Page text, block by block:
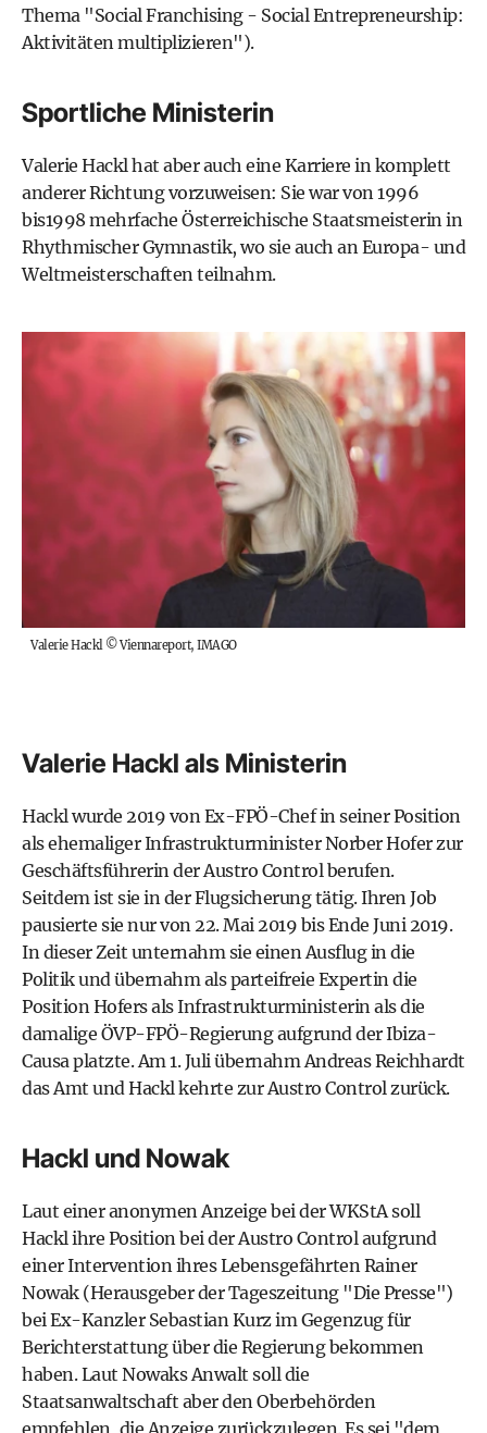
Thema "Social Franchising - Social Entrepreneurship:
Aktivitäten multiplizieren").
Sportliche Ministerin
Valerie Hackl hat aber auch eine Karriere in komplett
anderer Richtung vorzuweisen: Sie war von 1996
bis1998 mehrfache Österreichische Staatsmeisterin in
Rhythmischer Gymnastik, wo sie auch an Europa- und
Weltmeisterschaften teilnahm.
Valerie Hackl ©Viennareport, IMAGO
Valerie Hackl als Ministerin
Hackl wurde 2019 von Ex-FPÖ-Chef in seiner Position
als ehemaliger Infrastrukturminister Norber Hofer zur
Geschäftsführerin der Austro Control berufen.
Seitdem ist sie in der Flugsicherung tätig. Ihren Job
pausierte sie nur von 22. Mai 2019 bis Ende Juni 2019.
In dieser Zeit unternahm sie einen Ausflug in die
Politik und übernahm als parteifreie Expertin die
Position Hofers als Infrastrukturministerin als die
damalige ÖVP-FPÖ-Regierung aufgrund der Ibiza-
Causa platzte. Am 1. Juli übernahm Andreas Reichhardt
das Amt und Hackl kehrte zur Austro Control zurück.
Hackl und Nowak
Laut einer anonymen Anzeige bei derWKStA soll
Hackl ihre Position bei der Austro Control aufgrund
einer Intervention ihres Lebensgefährten Rainer
Nowak (Herausgeber der Tageszeitung "Die Presse")
bei Ex-Kanzler Sebastian Kurz im Gegenzug für
Berichterstattung über die Regierungbekommen
haben. Laut Nowaks Anwalt soll die
Staatsanwaltschaft aber den Oberbehörden
empfehlen, die Anzeige zurückzulegen. Es sei "dem